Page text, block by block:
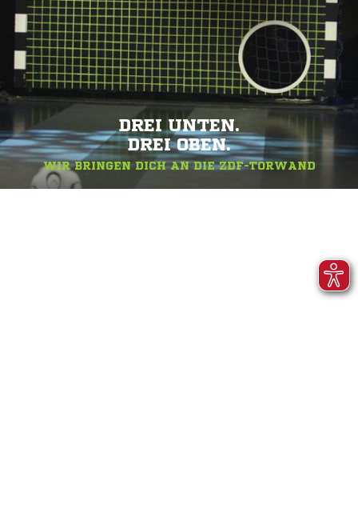
DREI UNTEN.
DREI OBEN.
WIR BRINGEN DICH AN DIE ZDF-TORWAND